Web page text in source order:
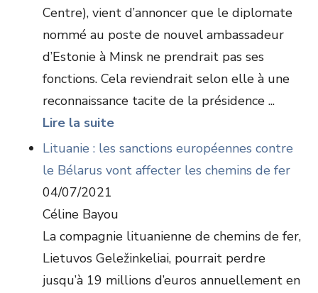
Centre), vient d’annoncer que le diplomate
nommé au poste de nouvel ambassadeur
d’Estonie à Minsk ne prendrait pas ses
fonctions. Cela reviendrait selon elle à une
reconnaissance tacite de la présidence ...
Lire la suite
Lituanie : les sanctions européennes contre
le Bélarus vont affecter les chemins de fer
04/07/2021
Céline Bayou
La compagnie lituanienne de chemins de fer,
Lietuvos Geležinkeliai, pourrait perdre
jusqu’à 19 millions d’euros annuellement en